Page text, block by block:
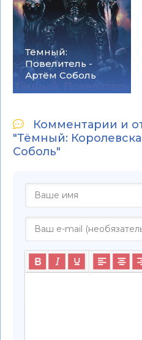
Тёмный:
Повелитель -
Артём Соболь
Комментарии и
"Тёмный:
Соболь"